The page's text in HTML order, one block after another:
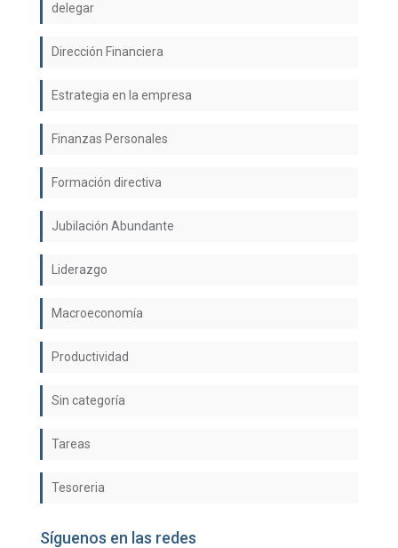
delegar
Dirección Financiera
Estrategia en la empresa
Finanzas Personales
Formación directiva
Jubilación Abundante
Liderazgo
Macroeconomía
Productividad
Sin categoría
Tareas
Tesoreria
Síguenos en las redes